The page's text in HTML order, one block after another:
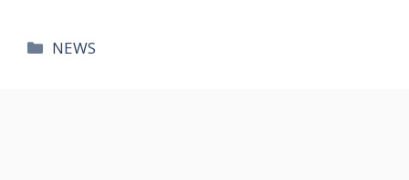
카
NEWS